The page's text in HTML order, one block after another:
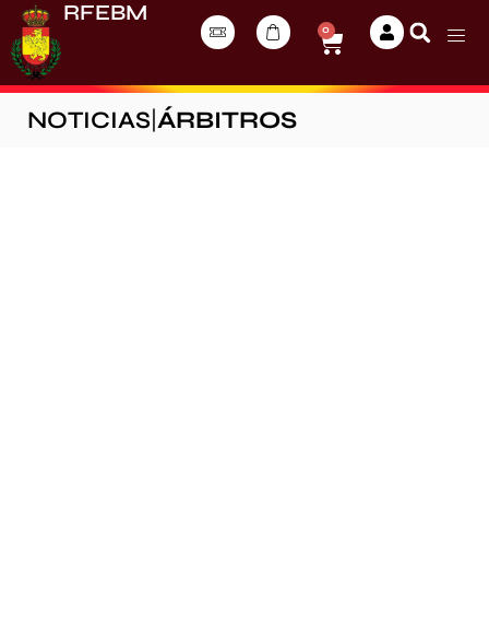
RFEBM
0
NOTICIAS ÁRBITROS